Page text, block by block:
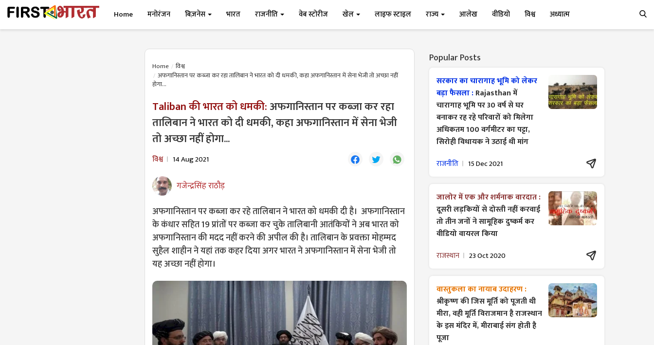
Home मनोरंजन बिज़नेस भारत राजनीति वेब स्टोरीज खेल लाइफ स्टाइल राज्य आलेख वीडियो विश्व अध्यात्म
Home
विश्व
अफगानिस्तान पर कब्जा कर रहा तालिबान ने भारत को दी धमकी, कहा अफगानिस्तान में सेना भेजी तो अच्छा नहीं
होगा...
Taliban की भारत को धमकी:अफगानिस्तान पर कब्जा कर रहा
तालिबान ने भारत को दी धमकी, कहा अफगानिस्तान में सेना भेजी
तो अच्छा नहीं होगा...
विश्व 14 Aug 2021
गजेन्द्रसिंह राठौड़
अफगानिस्तान पर कब्जा कर रहे तालिबान ने भारत को धमकी दी है। अफगानिस्तान
के कंधार सहित 19 प्रांतों पर कब्जा कर चुके तालिबानी आतंकियों ने अब भारत को
अफगानिस्तान की मदद नहीं करने की अपील की है। तालिबान के प्रवक्ता मोहम्मद
सुहैल शाहीन ने यहां तक कहर दिया अगर भारत ने अफगानिस्तान में सेना भेजी तो
यह अच्छा नहीं होगा।
Popular Posts
सरकार का चारागाह भूमि को लेकर
बड़ा फैसला :Rajasthan में
चारागाह भूमि पर 30 वर्ष से घर
बनाकर रह रहे परिवारों को मिलेगा
अधिकतम 100 वर्गमीटर का पट्टा,
सिरोही विधायक ने उठाई थी मांग
राजनीति 15 Dec 2021
जालोर में एक और शर्मनाक वारदात :
दूसरी लड़कियों से दोस्ती नहीं करवाई
तो तीन जनों ने सामूहिक दुष्कर्म कर
वीडियो वायरल किया
राजस्थान 23 Oct 2020
वास्तुकला का नायाब उदाहरण :
श्रीकृष्ण की जिस मूर्ति को पूजती थी
मीरा, वही मूर्ति विराजमान है राजस्थान
के इस मंदिर में, मीराबाई संग होती है
पूजा